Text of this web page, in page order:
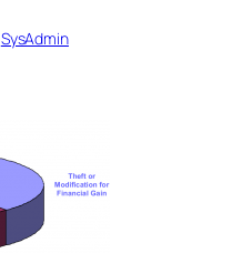
SysAdmin